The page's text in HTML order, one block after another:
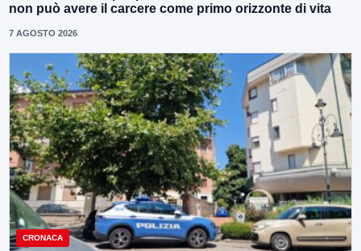
non può avere il carcere come primo orizzonte di vita
7 AGOSTO 2026
CRONACA